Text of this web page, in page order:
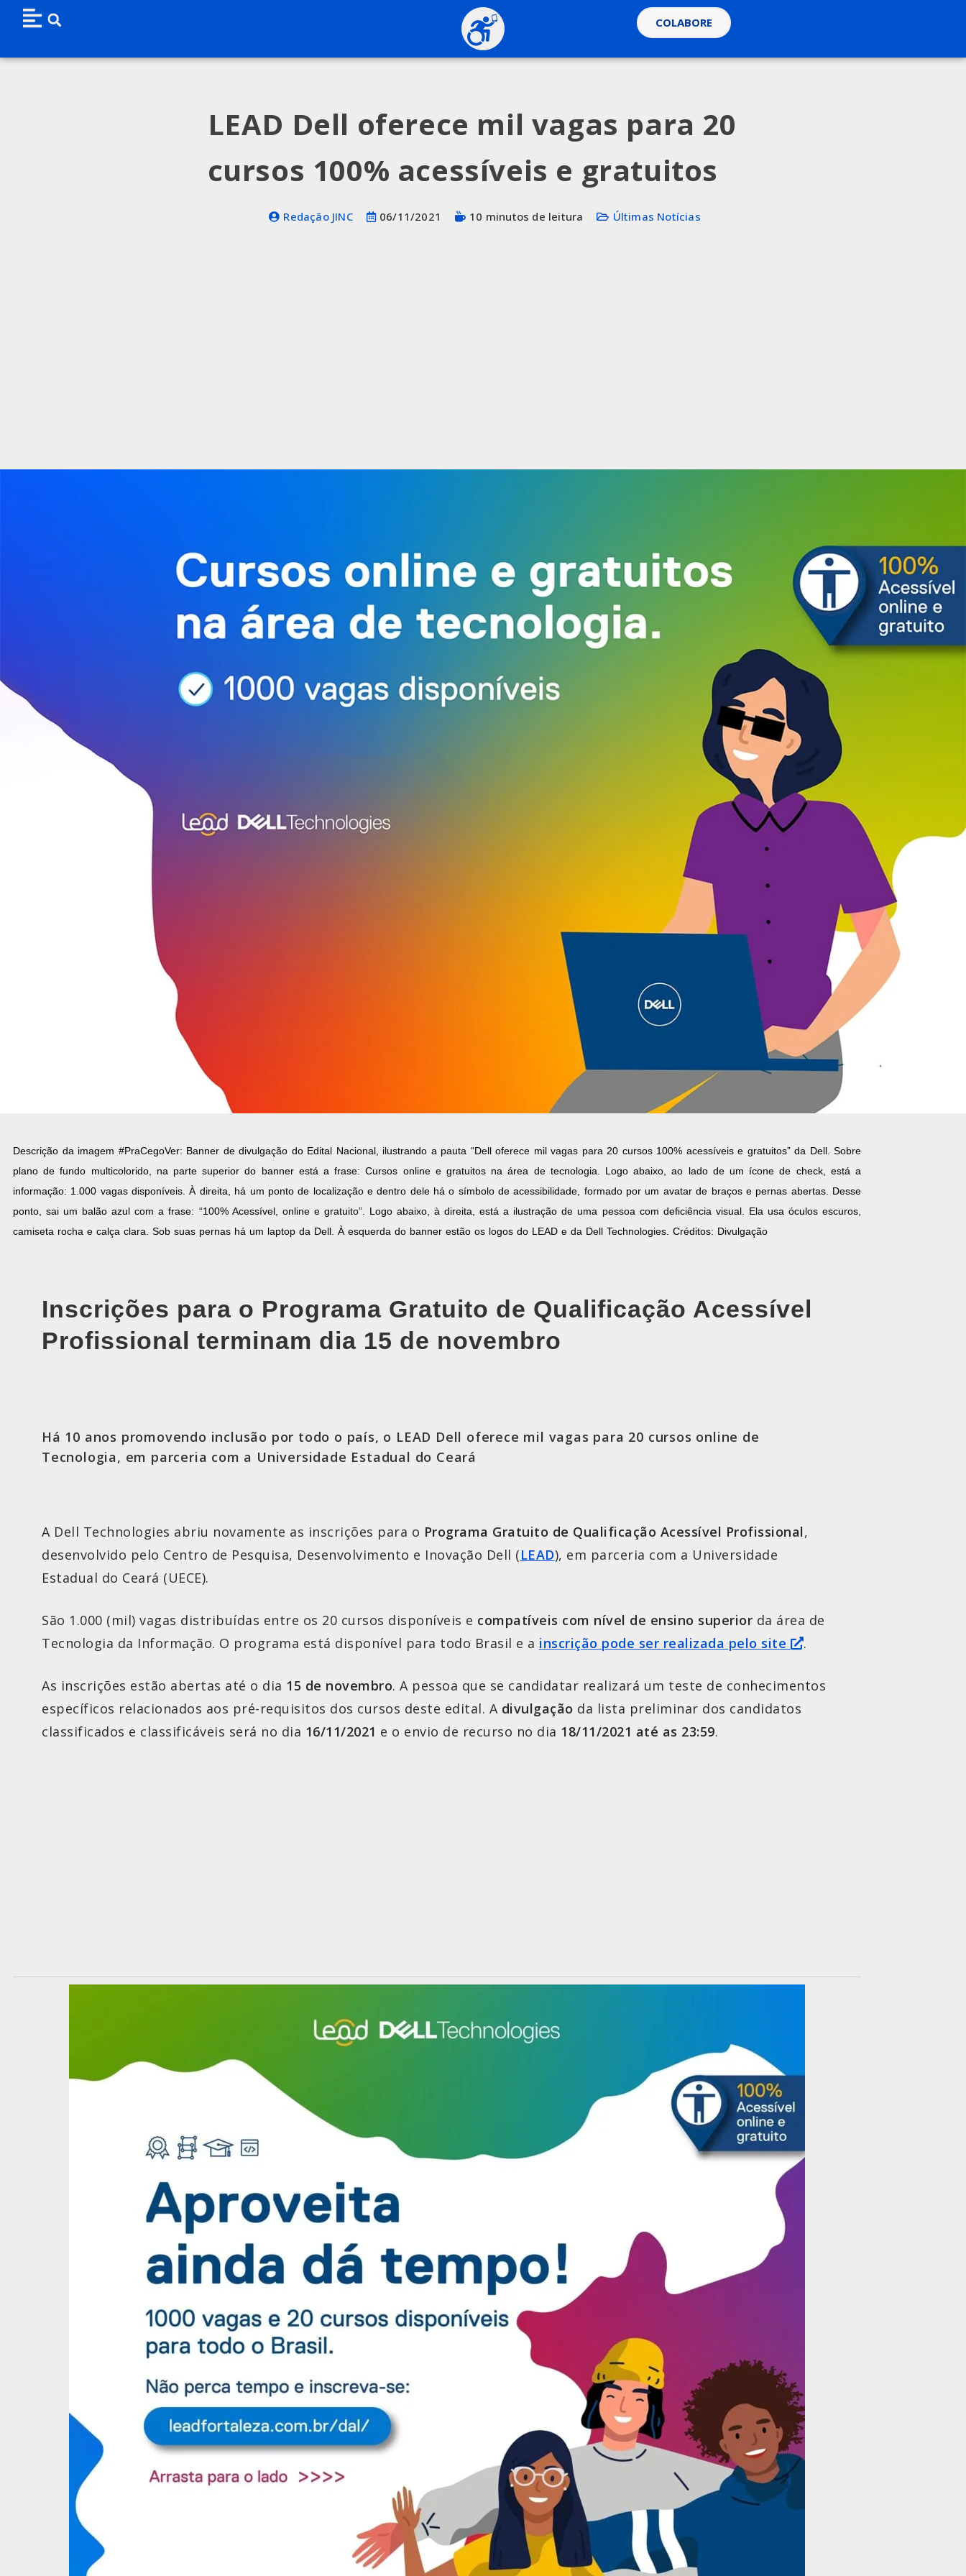
COLABORE
LEAD Dell oferece mil vagas para 20
cursos 100% acessíveis e gratuitos
Redação JINC 06/11/2021 10 minutos de leitura Últimas Notícias
Descrição da imagem #PraCegoVer: Banner de divulgação do Edital Nacional, ilustrando a pauta “Dell oferece mil vagas para 20 cursos 100% acessíveis e gratuitos” da Dell. Sobre
plano de fundo multicolorido, na parte superior do banner está a frase: Cursos online e gratuitos na área de tecnologia. Logo abaixo, ao lado de um ícone de check, está a
informação: 1.000 vagas disponíveis. À direita, há um ponto de localização e dentro dele há o símbolo de acessibilidade, formado por um avatar de braços e pernas abertas. Desse
ponto, sai um balão azul com a frase: “100% Acessível, online e gratuito”. Logo abaixo, à direita, está a ilustração de uma pessoa com deficiência visual. Ela usa óculos escuros,
camiseta rocha e calça clara. Sob suas pernas há um laptop da Dell. À esquerda do banner estão os logos do LEAD e da Dell Technologies. Créditos: Divulgação
Inscrições para o Programa Gratuito de Qualificação Acessível
Profissional terminam dia 15 de novembro
Há 10 anos promovendo inclusão por todo o país, o LEAD Dell oferece mil vagas para 20 cursos online de
Tecnologia, em parceria com a Universidade Estadual do Ceará
A Dell Technologies abriu novamente as inscrições para o Programa Gratuito de Qualificação Acessível Profissional,
desenvolvido pelo Centro de Pesquisa, Desenvolvimento e Inovação Dell (LEAD), em parceria com a Universidade
Estadual do Ceará (UECE).
São 1.000 (mil) vagas distribuídas entre os 20 cursos disponíveis e compatíveis com nível de ensino superior da área de
Tecnologia da Informação. O programa está disponível para todo Brasil e a inscrição pode ser realizada pelo site .
As inscrições estão abertas até o dia 15 de novembro. A pessoa que se candidatar realizará um teste de conhecimentos
específicos relacionados aos pré-requisitos dos cursos deste edital. A divulgação da lista preliminar dos candidatos
classificados e classificáveis será no dia 16/11/2021 e o envio de recurso no dia 18/11/2021 até as 23:59.